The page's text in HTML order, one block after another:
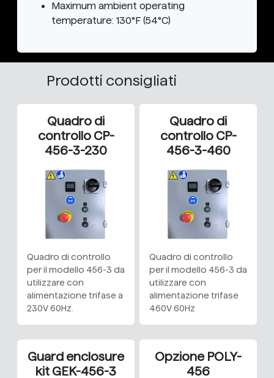
Maximum ambient operating
temperature: 130°F (54°C)
Prodotti consigliati
Quadro di
controllo CP-
456-3-230
Quadro di controllo
per il modello 456-3 da
utilizzare con
alimentazione trifase a
230V 60Hz.
Quadro di
controllo CP-
456-3-460
Quadro di controllo
per il modello 456-3 da
utilizzare con
alimentazione trifase
460V 60Hz
Guard enclosure
kit GEK-456-3
Opzione POLY-
456